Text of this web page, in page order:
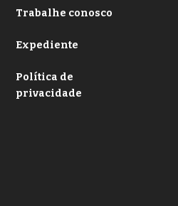
Trabalhe conosco
Expediente
Política de
privacidade